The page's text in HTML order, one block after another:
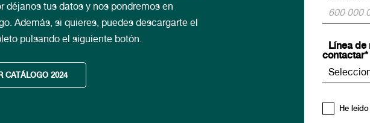
déjanos tus datos y nos pondremos en
Además, si quieres, puedes descargarte el
pulsando el siguiente botón.
CATÁLOGO 2024
Línea de
contactar*
He